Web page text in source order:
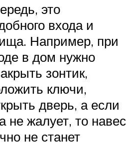
это
входа и
Например, при
в дом нужно
зонтик,
ключи,
дверь, а если
не жалует, то навес
не станет